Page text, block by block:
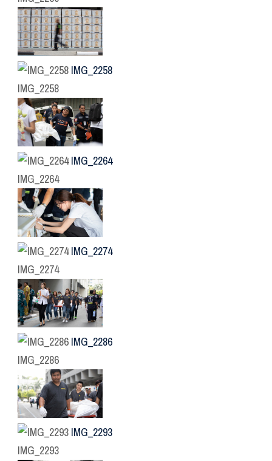
IMG_2258
IMG_2258
IMG_2264
IMG_2264
IMG_2274
IMG_2274
IMG_2286
IMG_2286
IMG_2293
IMG_2293